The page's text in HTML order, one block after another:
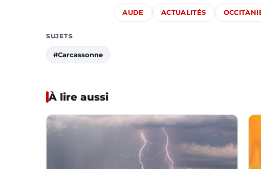
AUDE ACTUALITÉS
SUJETS
#Carcassonne
À lire aussi